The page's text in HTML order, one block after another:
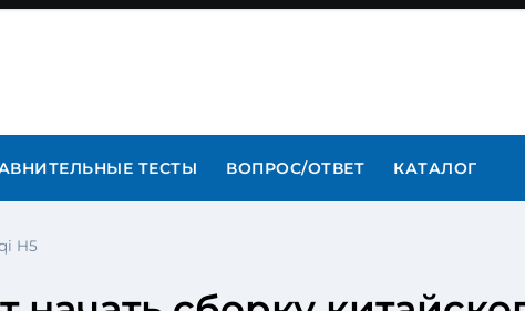
ТЕСТЫ ВОПРОС/ОТВЕТ КАТАЛОГ
H5